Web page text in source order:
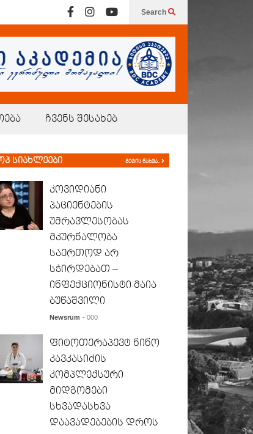
Search
ჩვენს შესახებ
სიახლეები მეტის ნახვა..
კოვიდიანი
პაციენტების
უმრავლესობას
მკურნალობა
საერთოდ არ
სჭირდებათ –
ინფექციონისტი მაია
ბუწაშვილი
Newsrum - 000
ფიტოთერაპევტ ნინო
კავკასიძის
კომპლექსური
მიდგომები
სხვადასხვა
დაავადებების დროს